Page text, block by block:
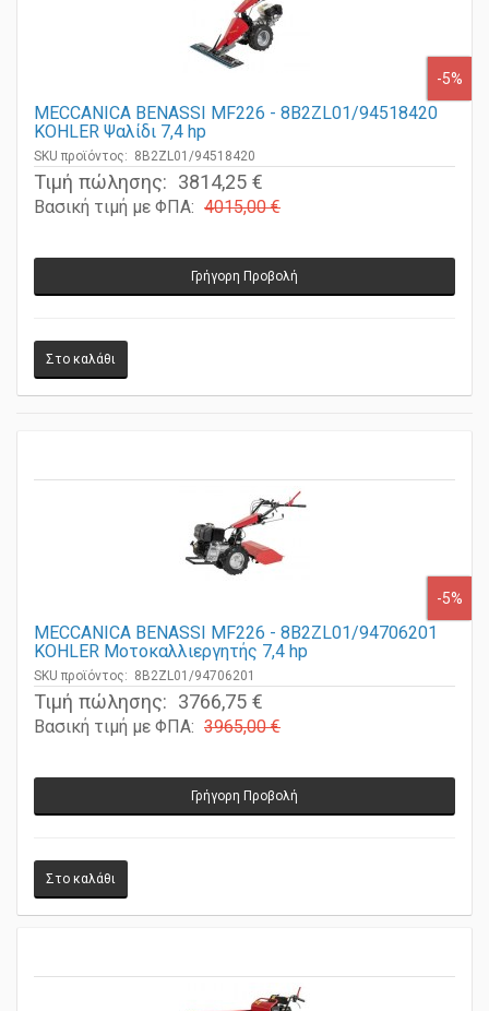
MECCANICA BENASSI MF226 - 8B2ZL01/94518420
KOHLER Ψαλίδι 7,4 hp
SKU προϊόντος: 8B2ZL01/94518420
Τιμή πώλησης: 3814,25 €
Βασική τιμή με ΦΠΑ: 4015,00 €
MECCANICA BENASSI MF226 - 8B2ZL01/94706201
KOHLER Μοτοκαλλιεργητής 7,4 hp
SKU προϊόντος: 8B2ZL01/94706201
Τιμή πώλησης: 3766,75 €
Βασική τιμή με ΦΠΑ: 3965,00 €